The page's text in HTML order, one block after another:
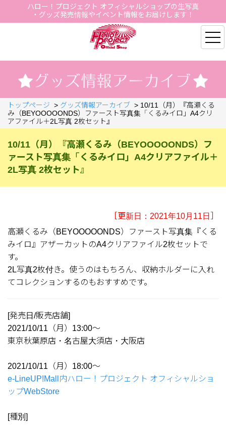
ハロー！プロジェクト オフィシャルショップの生写真
・グッズ発売情報やイベント情報をお届けします！
Hello Project Official
トップページ > グッズ情報アーカイブ > 10/11（月）『高瀬くる
み（BEYOOOOONDS）ファースト写真集「くるみイロ」A4クリ
アファイル＋2L写真 2枚セット』
10/11（月）『高瀬くるみ（BEYOOOOONDS）フ
ァースト写真集「くるみイロ」A4クリアファイル＋
2L写真 2枚セット』
［更新日：2021年10月11日］
高瀬くるみ（BEYOOOOONDS）ファースト写真集『くる
みイロ』アザーカットのA4クリアファイル2枚セットで
す。
2L写真2枚付き。使うのはもちろん、収納ホルダーに入れ
てコレクションするのもおすすめです。
[発売日/販売店舗]
2021/10/11（月）13:00～
東京秋葉原店・名古屋大須店・大阪店
2021/10/11（月）18:00～
e-LineUP!Mall内ハロー！プロジェクト オフィシャルショ
ップWebStore
[種別]